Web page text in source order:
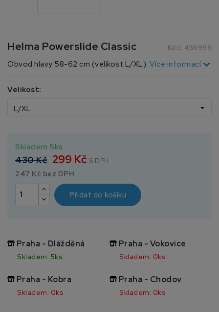
Helma Powerslide Classic Kód: 456999
Obvod hlavy 58-62 cm (velikost L/XL). Více informací
Velikost:
Skladem 5ks
430 Kč 299 Kč S DPH
247 Kč bez DPH
Přidat do košíku
Praha - Dlážděná
Skladem: 5ks
Praha - Vokovice
Skladem: 0ks
Praha - Kobra
Skladem: 0ks
Praha - Chodov
Skladem: 0ks